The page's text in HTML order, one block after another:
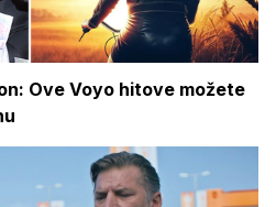
Ove Voyo hitove možete